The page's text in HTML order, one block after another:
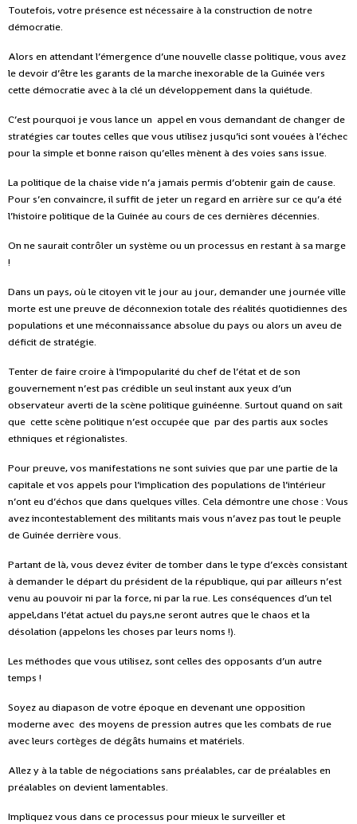
Toutefois, votre présence est nécessaire à la construction de notre
démocratie.
Alors en attendant l’émergence d’une nouvelle classe politique, vous avez
le devoir d’être les garants de la marche inexorable de la Guinée vers
cette démocratie avec à la clé un développement dans la quiétude.
C’est pourquoi je vous lance un appel en vous demandant de changer de
stratégies car toutes celles que vous utilisez jusqu’ici sont vouées à l’échec
pour la simple et bonne raison qu’elles mènent à des voies sans issue.
La politique de la chaise vide n’a jamais permis d’obtenir gain de cause.
Pour s’en convaincre, il suffit de jeter un regard en arrière sur ce qu’a été
l’histoire politique de la Guinée au cours de ces dernières décennies.
On ne saurait contrôler un système ou un processus en restant à sa marge
!
Dans un pays, où le citoyen vit le jour au jour, demander une journée ville
morte est une preuve de déconnexion totale des réalités quotidiennes des
populations et une méconnaissance absolue du pays ou alors un aveu de
déficit de stratégie.
Tenter de faire croire à l’impopularité du chef de l’état et de son
gouvernement n’est pas crédible un seul instant aux yeux d’un
observateur averti de la scène politique guinéenne. Surtout quand on sait
que cette scène politique n’est occupée que par des partis aux socles
ethniques et régionalistes.
Pour preuve, vos manifestations ne sont suivies que par une partie de la
capitale et vos appels pour l’implication des populations de l’intérieur
n’ont eu d’échos que dans quelques villes. Cela démontre une chose : Vous
avez incontestablement des militants mais vous n’avez pas tout le peuple
de Guinée derrière vous.
Partant de là, vous devez éviter de tomber dans le type d’excès consistant
à demander le départ du président de la république, qui par ailleurs n’est
venu au pouvoir ni par la force, ni par la rue. Les conséquences d’un tel
appel,dans l’état actuel du pays,ne seront autres que le chaos et la
désolation (appelons les choses par leurs noms !).
Les méthodes que vous utilisez, sont celles des opposants d’un autre
temps !
Soyez au diapason de votre époque en devenant une opposition
moderne avec des moyens de pression autres que les combats de rue
avec leurs cortèges de dégâts humains et matériels.
Allez y à la table de négociations sans préalables, car de préalables en
préalables on devient lamentables.
Impliquez vous dans ce processus pour mieux le surveiller et